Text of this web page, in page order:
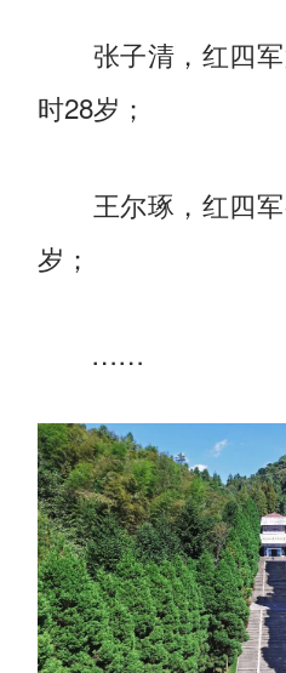
张子清，红四军
时28岁；
王尔琢，红四军
岁；
……